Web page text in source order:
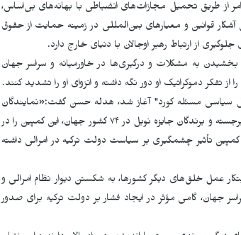
از طریق تحمیل مجازات‌های انضباطی با بهانه‌های بی‌اساس،
قوانین و معیارهای بین‌المللی در زمینه حمایت از حقوق
از ارتباط رهبر اوجالان با دنیای خارج دارد.
بخشیدن به مشکلات و درگیری‌ها در خاورمیانه و سراسر جهان
تفکر دموکراتیک او دور نگه داشته و انزوای او را تشدید کنند.
سیاسی مسئله کورد" آغاز شد، هدله حسن گفت:«نمایندگان
اتحادیه‌های کارگری، احزاب سیاسی، سازمان‌های اجتماعی، شخصیت‌های برجسته و برندگان جایزه نوبل در ۷۴ کشور جهان، این کمپین را در
و این کمپین تأثیر چشمگیری بر سیاست دولت ترکیه در امرالی داشته
عمل خلق‌های دیگر کشورها، به شکستن دیوار نظام امرالی و
با رهبر اوجالان انجامید. مشارکت ۷۴ کشور در سراسر جهان، گامی مؤثر در ایجاد فشار بر دولت ترکیه برای صدور